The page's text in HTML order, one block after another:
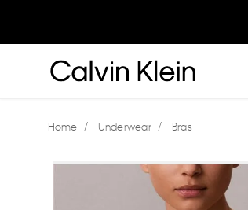
Underwear Bras